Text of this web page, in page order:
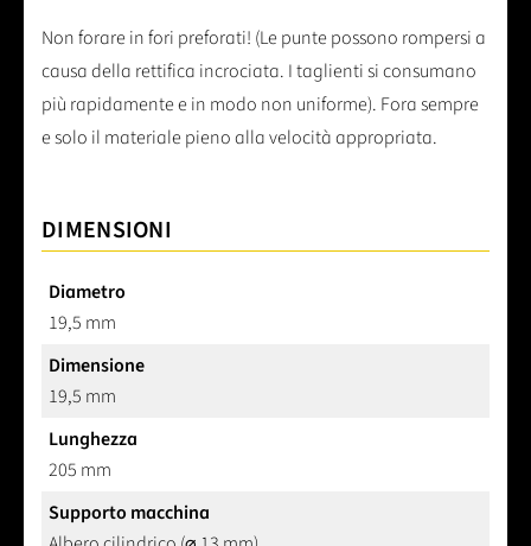
Non forare in fori preforati! (Le punte possono rompersi a
causa della rettifica incrociata. I taglienti si consumano
più rapidamente e in modo non uniforme). Fora sempre
e solo il materiale pieno alla velocità appropriata.
DIMENSIONI
Diametro
19,5 mm
Dimensione
19,5 mm
Lunghezza
205 mm
Supporto macchina